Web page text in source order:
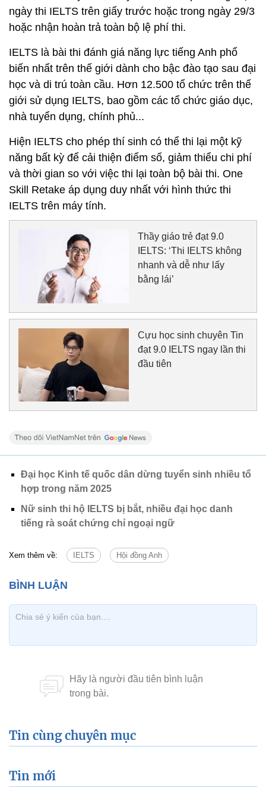
ngày thi IELTS trên giấy trước hoặc trong ngày 29/3
hoặc nhận hoàn trả toàn bộ lệ phí thi.
IELTS là bài thi đánh giá năng lực tiếng Anh phổ
biến nhất trên thế giới dành cho bậc đào tạo sau đại
học và di trú toàn cầu. Hơn 12.500 tổ chức trên thế
giới sử dụng IELTS, bao gồm các tổ chức giáo dục,
nhà tuyển dụng, chính phủ...
Hiện IELTS cho phép thí sinh có thể thi lại một kỹ
năng bất kỳ để cải thiện điểm số, giảm thiểu chi phí
và thời gian so với việc thi lại toàn bộ bài thi. One
Skill Retake áp dụng duy nhất với hình thức thi
IELTS trên máy tính.
Thầy giáo trẻ đạt 9.0
IELTS: ‘Thi IELTS không
nhanh và dễ như lấy
bằng lái’
Cựu học sinh chuyên Tin
đạt 9.0 IELTS ngay lần thi
đầu tiên
Đại học Kinh tế quốc dân dừng tuyển sinh nhiều tổ
hợp trong năm 2025
Nữ sinh thi hộ IELTS bị bắt, nhiều đại học danh
tiếng rà soát chứng chỉ ngoại ngữ
Xem thêm về: IELTS Hội đồng Anh
Tin cùng chuyên mục
Tin mới